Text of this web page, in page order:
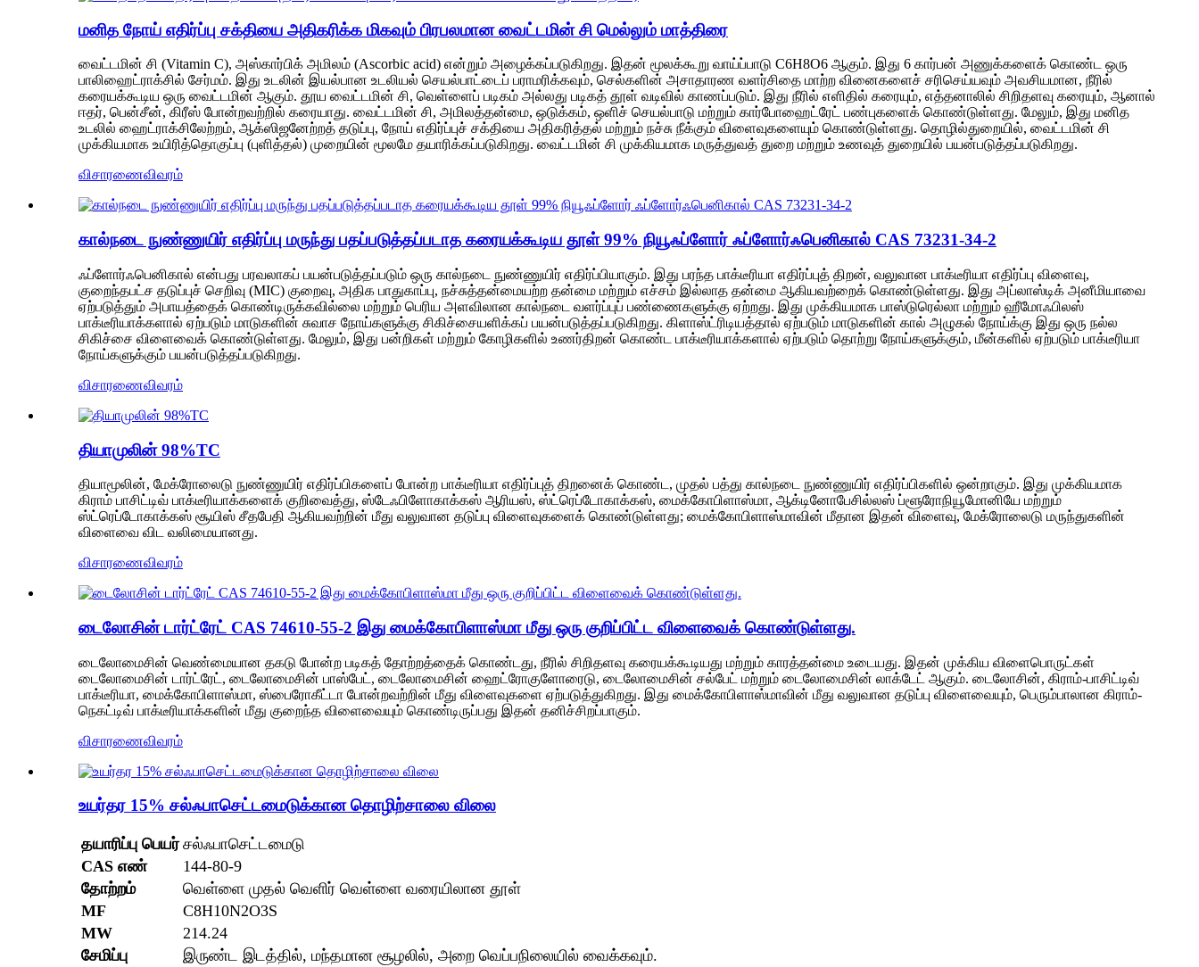
மனித நோய் எதிர்ப்பு சக்தியை அதிகரிக்க மிகவும் பிரபலமான வைட்டமின் சி மெல்லும் மாத்திரை
வைட்டமின் சி (Vitamin C), அஸ்கார்பிக் அமிலம் (Ascorbic acid) என்றும் அழைக்கப்படுகிறது. இதன் மூலக்கூறு வாய்ப்பாடு C6H8O6 ஆகும். இது 6 கார்பன் அணுக்களைக் கொண்ட ஒரு
பாலிஹைட்ராக்சில் சேர்மம். இது உடலின் இயல்பான உடலியல் செயல்பாட்டைப் பராமரிக்கவும், செல்களின் அசாதாரண வளர்சிதை மாற்ற வினைகளைச் சரிசெய்யவும் அவசியமான, நீரில்
கரையக்கூடிய ஒரு வைட்டமின் ஆகும். தூய வைட்டமின் சி, வெள்ளைப் படிகம் அல்லது படிகத் தூள் வடிவில் காணப்படும். இது நீரில் எளிதில் கரையும், எத்தனாலில் சிறிதளவு கரையும், ஆனால்
ஈதர், பென்சீன், கிரீஸ் போன்றவற்றில் கரையாது. வைட்டமின் சி, அமிலத்தன்மை, ஒடுக்கம், ஒளிச் செயல்பாடு மற்றும் கார்போஹைட்ரேட் பண்புகளைக் கொண்டுள்ளது. மேலும், இது மனித
உடலில் ஹைட்ராக்சிலேற்றம், ஆக்ஸிஜனேற்றத் தடுப்பு, நோய் எதிர்ப்புச் சக்தியை அதிகரித்தல் மற்றும் நச்சு நீக்கும் விளைவுகளையும் கொண்டுள்ளது. தொழில்துறையில், வைட்டமின் சி
முக்கியமாக உயிரித்தொகுப்பு (புளித்தல்) முறையின் மூலமே தயாரிக்கப்படுகிறது. வைட்டமின் சி முக்கியமாக மருத்துவத் துறை மற்றும் உணவுத் துறையில் பயன்படுத்தப்படுகிறது.
விசாரணைவிவரம்
கால்நடை நுண்ணுயிர் எதிர்ப்பு மருந்து பதப்படுத்தப்படாத கரையக்கூடிய தூள் 99% நியூஃப்ளோர் ஃப்ளோர்ஃபெனிகால் CAS 73231-34-2
ஃப்ளோர்ஃபெனிகால் என்பது பரவலாகப் பயன்படுத்தப்படும் ஒரு கால்நடை நுண்ணுயிர் எதிர்ப்பியாகும். இது பரந்த பாக்டீரியா எதிர்ப்புத் திறன், வலுவான பாக்டீரியா எதிர்ப்பு விளைவு,
குறைந்தபட்ச தடுப்புச் செறிவு (MIC) குறைவு, அதிக பாதுகாப்பு, நச்சுத்தன்மையற்ற தன்மை மற்றும் எச்சம் இல்லாத தன்மை ஆகியவற்றைக் கொண்டுள்ளது. இது அப்லாஸ்டிக் அனீமியாவை
ஏற்படுத்தும் அபாயத்தைக் கொண்டிருக்கவில்லை மற்றும் பெரிய அளவிலான கால்நடை வளர்ப்புப் பண்ணைகளுக்கு ஏற்றது. இது முக்கியமாக பாஸ்டுரெல்லா மற்றும் ஹீமோஃபிலஸ்
பாக்டீரியாக்களால் ஏற்படும் மாடுகளின் சுவாச நோய்களுக்கு சிகிச்சையளிக்கப் பயன்படுத்தப்படுகிறது. கிளாஸ்ட்ரிடியத்தால் ஏற்படும் மாடுகளின் கால் அழுகல் நோய்க்கு இது ஒரு நல்ல
சிகிச்சை விளைவைக் கொண்டுள்ளது. மேலும், இது பன்றிகள் மற்றும் கோழிகளில் உணர்திறன் கொண்ட பாக்டீரியாக்களால் ஏற்படும் தொற்று நோய்களுக்கும், மீன்களில் ஏற்படும் பாக்டீரியா
நோய்களுக்கும் பயன்படுத்தப்படுகிறது.
விசாரணைவிவரம்
தியாமுலின் 98%TC
தியாமூலின், மேக்ரோலைடு நுண்ணுயிர் எதிர்ப்பிகளைப் போன்ற பாக்டீரியா எதிர்ப்புத் திறனைக் கொண்ட, முதல் பத்து கால்நடை நுண்ணுயிர் எதிர்ப்பிகளில் ஒன்றாகும். இது முக்கியமாக
கிராம் பாசிட்டிவ் பாக்டீரியாக்களைக் குறிவைத்து, ஸ்டேஃபிளோகாக்கஸ் ஆரியஸ், ஸ்ட்ரெப்டோகாக்கஸ், மைக்கோபிளாஸ்மா, ஆக்டினோபேசில்லஸ் ப்ளூரோநியூமோனியே மற்றும்
ஸ்ட்ரெப்டோகாக்கஸ் சூயிஸ் சீதபேதி ஆகியவற்றின் மீது வலுவான தடுப்பு விளைவுகளைக் கொண்டுள்ளது; மைக்கோபிளாஸ்மாவின் மீதான இதன் விளைவு, மேக்ரோலைடு மருந்துகளின்
விளைவை விட வலிமையானது.
விசாரணைவிவரம்
டைலோசின் டார்ட்ரேட் CAS 74610-55-2 இது மைக்கோபிளாஸ்மா மீது ஒரு குறிப்பிட்ட விளைவைக் கொண்டுள்ளது.
டைலோமைசின் வெண்மையான தகடு போன்ற படிகத் தோற்றத்தைக் கொண்டது, நீரில் சிறிதளவு கரையக்கூடியது மற்றும் காரத்தன்மை உடையது. இதன் முக்கிய விளைபொருட்கள்
டைலோமைசின் டார்ட்ரேட், டைலோமைசின் பாஸ்பேட், டைலோமைசின் ஹைட்ரோகுளோரைடு, டைலோமைசின் சல்பேட் மற்றும் டைலோமைசின் லாக்டேட் ஆகும். டைலோசின், கிராம்-பாசிட்டிவ்
பாக்டீரியா, மைக்கோபிளாஸ்மா, ஸ்பைரோகீட்டா போன்றவற்றின் மீது விளைவுகளை ஏற்படுத்துகிறது. இது மைக்கோபிளாஸ்மாவின் மீது வலுவான தடுப்பு விளைவையும், பெரும்பாலான கிராம்-
நெகட்டிவ் பாக்டீரியாக்களின் மீது குறைந்த விளைவையும் கொண்டிருப்பது இதன் தனிச்சிறப்பாகும்.
விசாரணைவிவரம்
உயர்தர 15% சல்ஃபாசெட்டமைடுக்கான தொழிற்சாலை விலை
தயாரிப்பு பெயர் சல்ஃபாசெட்டமைடு
CAS எண்
144-80-9
தோற்றம்
வெள்ளை முதல் வெளிர் வெள்ளை வரையிலான தூள்
MF
C8H10N2O3S
MW
214.24
சேமிப்பு
இருண்ட இடத்தில், மந்தமான சூழலில், அறை வெப்பநிலையில் வைக்கவும்.